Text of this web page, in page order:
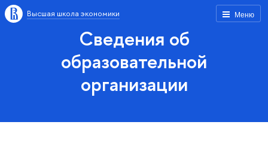
Меню
Высшая школа экономики
Сведения об
образовательной
организации